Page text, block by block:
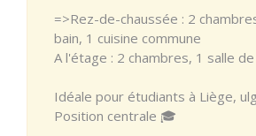
=>Rez-de-chaussée : 2
bain, 1 cuisine commune
A l'étage : 2 chambres, 1 salle de
Idéale pour étudiants à Liège,
Position centrale 🎓